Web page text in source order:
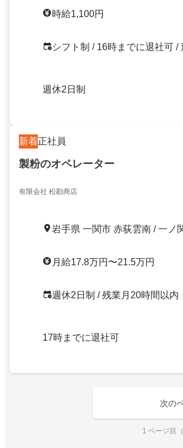
時給1,100円
シフト制 / 16時までに退社可 /
週休2日制
新着正社員
製粉のオペレーター
有限会社 松勘商店
岩手県 一関市 赤荻雲南 / 一ノ
月給17.8万円〜21.5万円
週休2日制 / 残業月20時間以内
17時までに退社可
次の
1 ページ目